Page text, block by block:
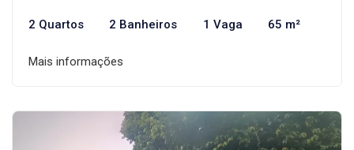
2 Quartos 2 Banheiros 1 Vaga 65 m²
Mais informações